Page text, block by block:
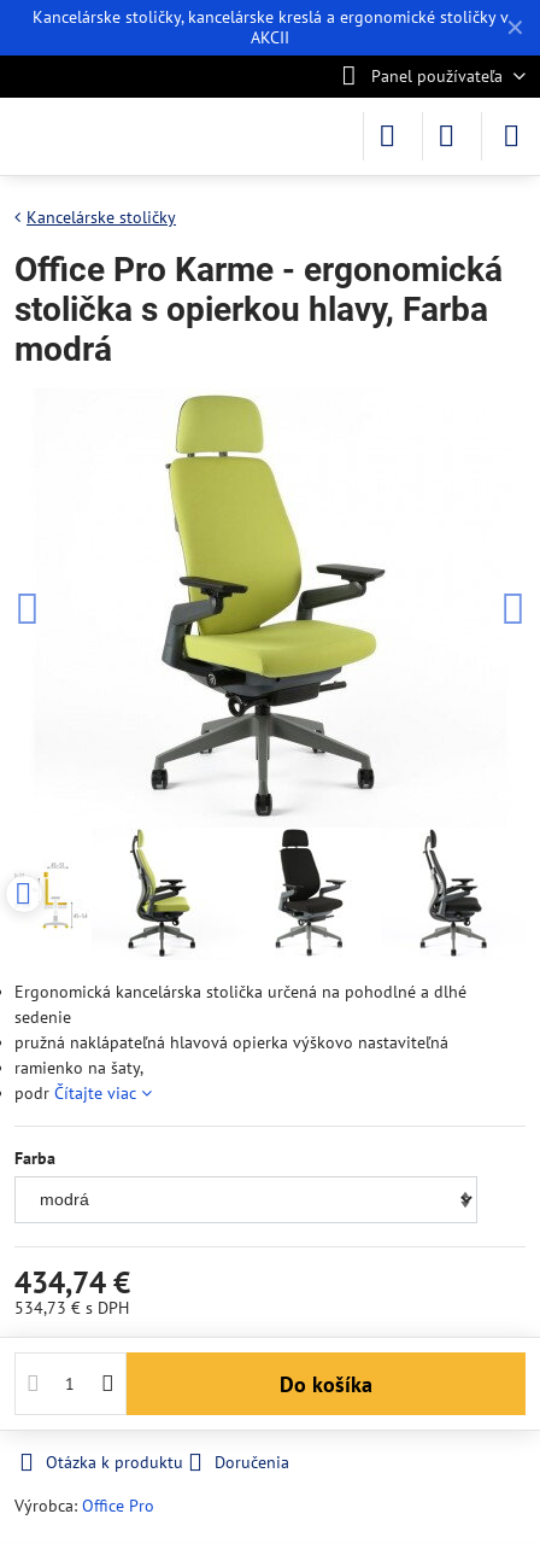
✕
Kancelárske stoličky, kancelárske kreslá a ergonomické stoličky v
AKCII
Panel používateľa
Kancelárske stoličky
Office Pro Karme - ergonomická
stolička s opierkou hlavy, Farba
modrá
Ergonomická kancelárska stolička určená na pohodlné a dlhé
sedenie
pružná naklápateľná hlavová opierka výškovo nastaviteľná
ramienko na šaty,
podr Čítajte viac
Farba
434,74 €
534,73 € s DPH
Do košíka
Otázka k produktu
Doručenia
Výrobca: Office Pro